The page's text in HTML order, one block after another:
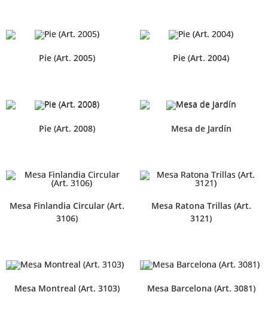
Pie (Art. 2005) Pie (Art. 2004)
Pie (Art. 2008) Mesa de Jardín
Mesa Finlandia Circular (Art.
3106)
Mesa Ratona Trillas (Art.
3121)
Mesa Montreal (Art. 3103) Mesa Barcelona (Art. 3081)